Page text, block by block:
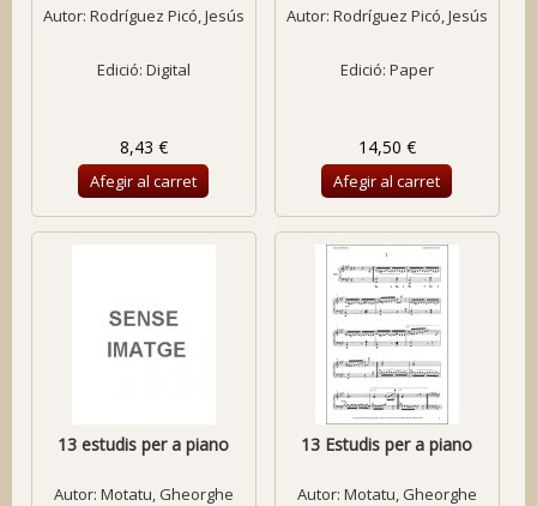
Autor: Rodríguez Picó, Jesús
Edició: Digital
8,43 €
Afegir al carret
Autor: Rodríguez Picó, Jesús
Edició: Paper
14,50 €
Afegir al carret
13 estudis per a piano
Autor: Motatu, Gheorghe
13 Estudis per a piano
Autor: Motatu, Gheorghe